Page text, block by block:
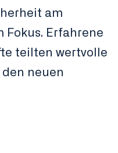
am
Fokus. Erfahrene
teilten wertvolle
neuen